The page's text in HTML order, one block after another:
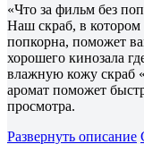
«Что за фильм без
Наш скраб, в котором
попкорна, поможет
хорошего кинозала
влажную кожу скраб
аромат поможет
просмотра.
Развернуть описание